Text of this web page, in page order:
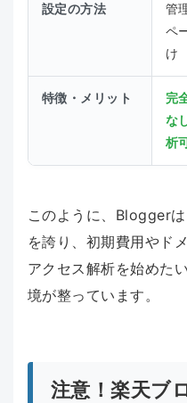
設定の方法
管
ペ
け
特徴・メリット
完
な
析
このように、Blogger
を誇り、初期費用やド
アクセス解析を始めた
境が整っています。
注意！楽天ブ